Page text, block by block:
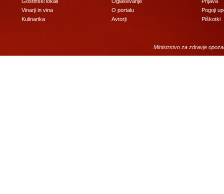
Vinarji in vina
Kulinarika
O portalu
Avtorji
Pogoji
Piškotki
Ministrstvo za zdravje